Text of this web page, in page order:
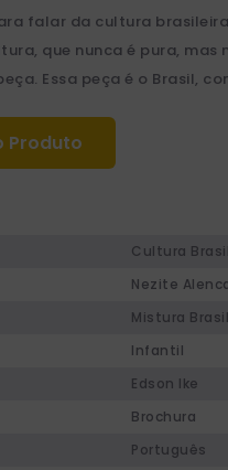
falar da cultura
que nunca é pura,
Essa peça é o Brasil,
Produto
Cultura
Nezite
Mistura
Infantil
Edson Ike
Brochura
Português